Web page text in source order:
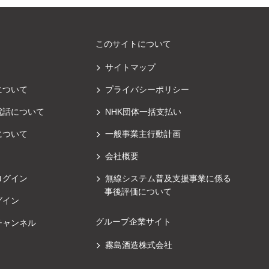
いて
について
いて
イン
イン
ンネル
このサイトについて
サイトマップ
プライバシーポリシー
NHK団体一括支払い
一般事業主行動計画
会社概要
無線システム普及支援事業に係る
事後評価について
グループ企業サイト
霧島酒造株式会社